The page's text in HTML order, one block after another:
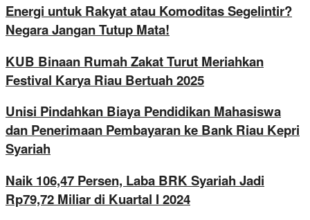
Energi untuk Rakyat atau Komoditas Segelintir?
Negara Jangan Tutup Mata!
KUB Binaan Rumah Zakat Turut Meriahkan
Festival Karya Riau Bertuah 2025
Unisi Pindahkan Biaya Pendidikan Mahasiswa
dan Penerimaan Pembayaran ke Bank Riau Kepri
Syariah
Naik 106,47 Persen, Laba BRK Syariah Jadi
Rp79,72 Miliar di Kuartal I 2024